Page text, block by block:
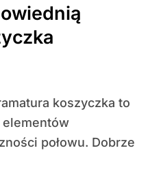
połowu. Dobrze